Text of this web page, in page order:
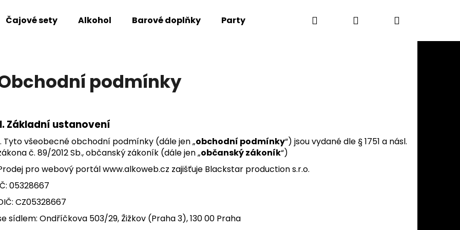
Čajové sety Alkohol Barové doplňky Party hry Oblečení Výhodné sety
Hledat PřihlášeníNákupní
podmínky
I.Základní ustanovení
Tyto všeobecné obchodní podmínky (dále jen „obchodní podmínky“) jsou vydané dle § 1751 a násl.
č. 89/2012 Sb., občanský zákoník (dále jen „občanský zákoník“)
pro webový portálwww.alkoweb.cz zajišťuje Blackstar production s.r.o.
05328667
CZ05328667
sídlem: Ondříčkova 503/29, Žižkov (Praha 3), 130 00 Praha
HLEDAT
Doporučujeme